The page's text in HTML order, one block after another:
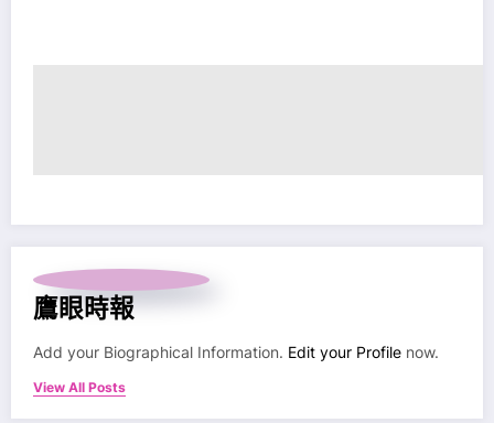
鷹眼時報
Add your Biographical Information. Edit your Profile now.
View All Posts